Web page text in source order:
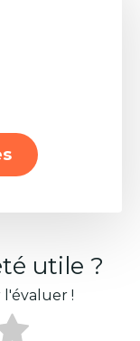
utile ?
!